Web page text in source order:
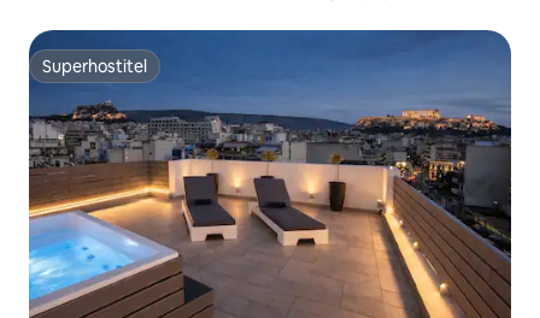
Superhostiteľ
Superhostiteľ